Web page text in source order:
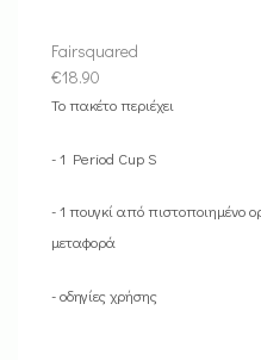
Fairsquared
€18.90
Το πακέτο περιέχει
- 1 Period Cup S
- 1 πουγκί από πιστοποιημένο
μεταφορά
- οδηγίες χρήσης